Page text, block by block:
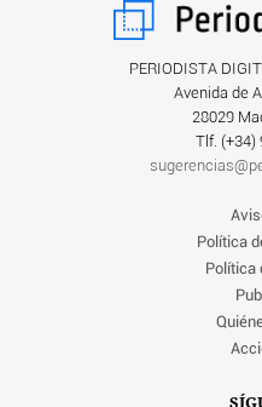
PERIODISTA
Avenida de
28029
Tlf.
Política
Política